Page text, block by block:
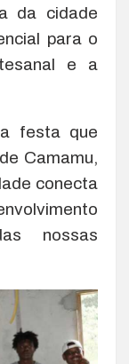
da cidade
para o
e a
festa que
Camamu,
conecta
nossas